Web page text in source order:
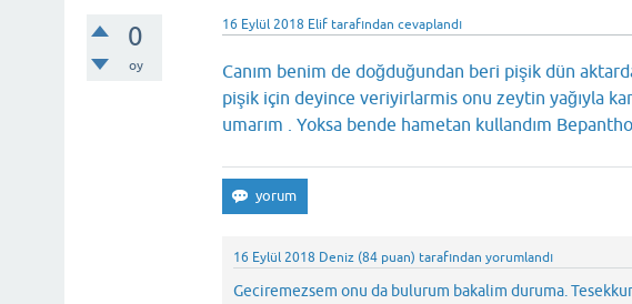
0
oy
16 Eylül 2018 Elif tarafından cevaplandı
Canım benim de doğduğundan beri pişik dün
pişik için deyince veriyirlarmis onu zeytin yağıyla
umarım . Yoksa bende hametan kullandım
16 Eylül 2018 Deniz (84 puan) tarafından yorumlandı
Geciremezsem onu da bulurum bakalim duruma.